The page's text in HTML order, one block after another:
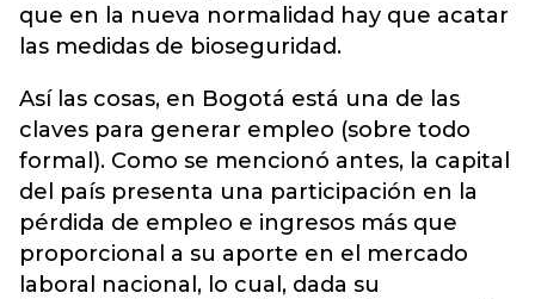
que en la nueva normalidad hay que acatar
las medidas de bioseguridad.
Así las cosas, en Bogotá está una de las
claves para generar empleo (sobre todo
formal). Como se mencionó antes, la capital
del país presenta una participación en la
pérdida de empleo e ingresos más que
proporcional a su aporte en el mercado
laboral nacional, lo cual, dada su